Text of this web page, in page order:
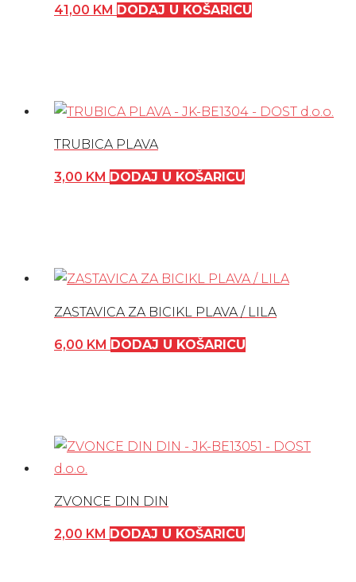
41,00 KM DODAJ U KOŠARICU
TRUBICA PLAVA
3,00 KM DODAJ U KOŠARICU
ZASTAVICA ZA BICIKL PLAVA / LILA
6,00 KM DODAJ U KOŠARICU
ZVONCE DIN DIN
2,00 KM DODAJ U KOŠARICU